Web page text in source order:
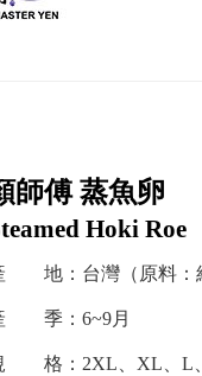
師傅 蒸魚卵
Hoki Roe
地：台灣（原料：
季：6~9月
格：2XL、XL、L、